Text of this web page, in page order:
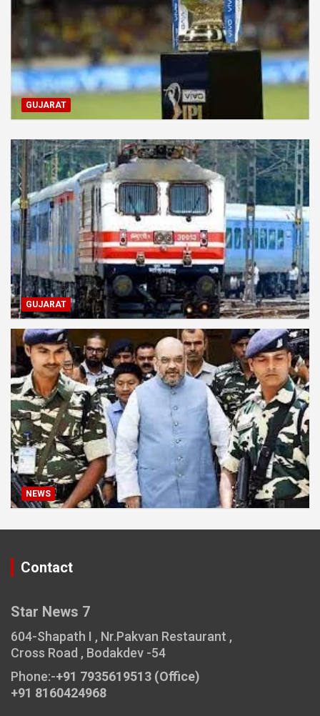
GUJARAT
GUJARAT
NEWS
Contact
Star News 7
604-Shapath I , Nr.Pakvan Restaurant ,
Cross Road , Bodakdev -54
Phone:-+91 7935619513 (Office)
+91 8160424968